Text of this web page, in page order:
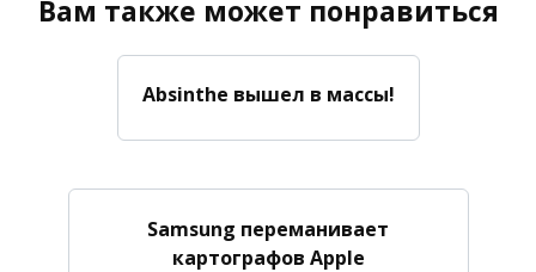
Вам также может понравиться
Absinthe вышел в массы!
Samsung переманивает
картографов Apple